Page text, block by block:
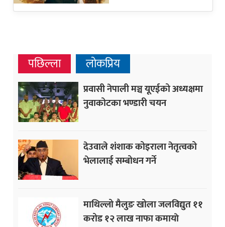
पछिल्ला लोकप्रिय
प्रवासी नेपाली मञ्च यूएईको अध्यक्षमा
नुवाकोटका भण्डारी चयन
देउवाले शंशाक कोइराला नेतृत्वको
भेलालाई सम्बोधन गर्ने
माथिल्लो मैलुङ खोला जलविद्युत ११
करोड १२ लाख नाफा कमायाे